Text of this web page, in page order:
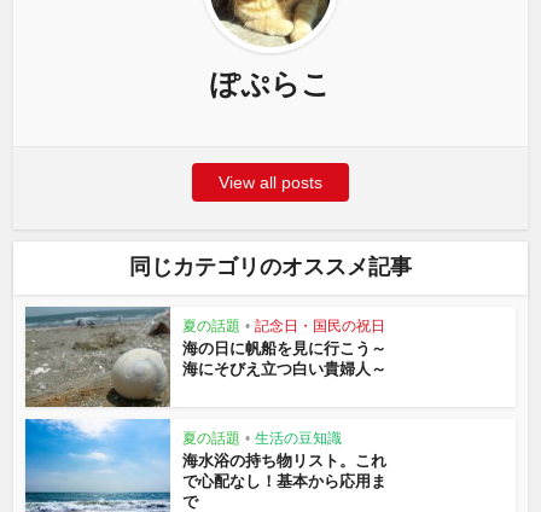
ぽぷらこ
View all posts
同じカテゴリのオススメ記事
夏の話題 • 記念日・国民の祝日
海の日に帆船を見に行こう～
海にそびえ立つ白い貴婦人～
夏の話題 • 生活の豆知識
海水浴の持ち物リスト。これ
で心配なし！基本から応用ま
で